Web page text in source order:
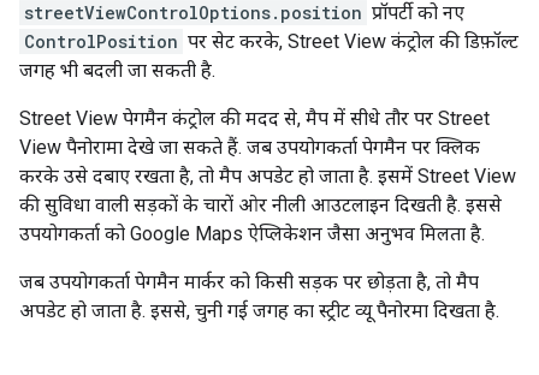
streetViewControlOptions.position प्रॉपर्टी को नए
ControlPosition पर सेट करके, Street View कंट्रोल की डिफ़ॉल्ट
जगह भी बदली जा सकती है.
Street View पेगमैन कंट्रोल की मदद से, मैप में सीधे तौर पर Street
View पैनोरामा देखे जा सकते हैं. जब उपयोगकर्ता पेगमैन पर क्लिक
करके उसे दबाए रखता है, तो मैप अपडेट हो जाता है. इसमें Street View
की सुविधा वाली सड़कों के चारों ओर नीली आउटलाइन दिखती है. इससे
उपयोगकर्ता को Google Maps ऐप्लिकेशन जैसा अनुभव मिलता है.
जब उपयोगकर्ता पेगमैन मार्कर को किसी सड़क पर छोड़ता है, तो मैप
अपडेट हो जाता है. इससे, चुनी गई जगह का स्ट्रीट व्यू पैनोरमा दिखता है.